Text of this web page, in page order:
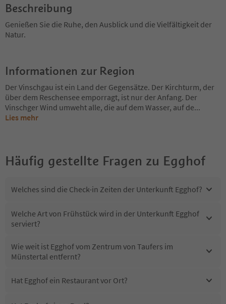
Beschreibung
Genießen Sie die Ruhe, den Ausblick und die Vielfältigkeit der
Natur.
Informationen zur Region
Der Vinschgau ist ein Land der Gegensätze. Der Kirchturm, der
über dem Reschensee emporragt, ist nur der Anfang. Der
Vinschger Wind umweht alle, die auf dem Wasser, auf de...
Lies mehr
Häufig gestellte Fragen zu Egghof
Welches sind die Check-in Zeiten der Unterkunft Egghof?
Welche Art von Frühstück wird in der Unterkunft Egghof
serviert?
Wie weit ist Egghof vom Zentrum von Taufers im
Münstertal entfernt?
Hat Egghof ein Restaurant vor Ort?